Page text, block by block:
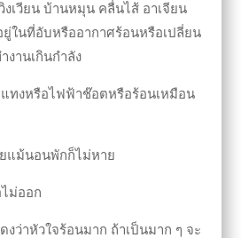
งเวียน บ้านหมุน คลื่นไส้ อาเจียน
ยู่ในที่อับหรืออากาศร้อนหรือเปลี่ยน
งานเกินกำลัง
แทงหรือไฟฟ้าช๊อตหรือร้อนเหมือน
แม้นอนพักก็ไม่หาย
ม่ออก
งว่าหัวใจร้อนมาก ถ้าเป็นมาก ๆ จะ